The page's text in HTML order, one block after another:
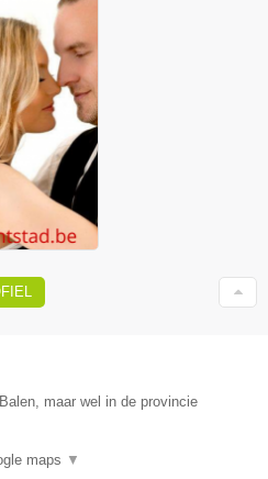
maar wel in de provincie
maps ▼